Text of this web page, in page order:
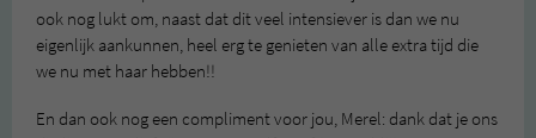
ook nog lukt om, naast dat dit veel intensiever is dan we nu
eigenlijk aankunnen, heel erg te genieten van alle extra tijd die
we nu met haar hebben!!
En dan ook nog een compliment voor jou, Merel: dank dat je ons